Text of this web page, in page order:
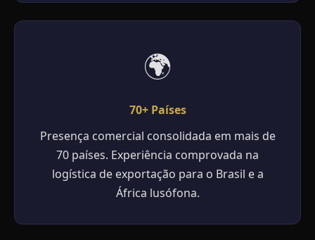
🌍
70+ Países
Presença comercial consolidada em mais de
70 países. Experiência comprovada na
logística de exportação para o Brasil e a
África lusófona.